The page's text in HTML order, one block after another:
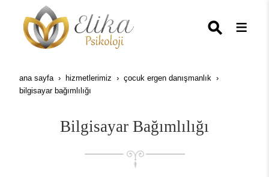
ana sayfa hizmetlerimiz
çocuk ergen danışmanlık
bilgisayar bağımlılığı
Bilgisayar Bağımlılığı